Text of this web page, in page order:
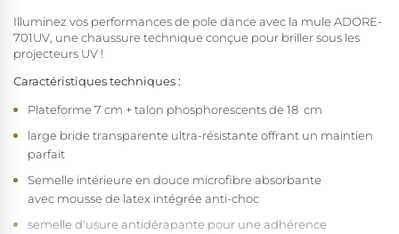
Illuminez vos performances de pole dance avec la mule ADORE-
701UV, une chaussure technique conçue pour briller sous les
projecteurs UV !
Caractéristiques techniques :
Plateforme 7 cm + talon phosphorescents de 18 cm
large bride transparente ultra-résistante offrant un maintien
parfait
Semelle intérieure en douce microfibre absorbante
avec mousse de latex intégrée anti-choc
semelle d'usure antidérapante pour une adhérence